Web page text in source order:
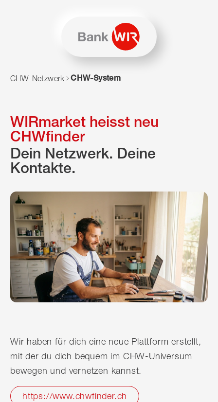
Zum Navigieren dieser Seite wird JavaScript benötigt.
CHW-Netzwerk CHW-System
WIRmarket heisst neu
CHWfinder
Dein Netzwerk. Deine
Kontakte.
Wir haben für dich eine neue Plattform erstellt,
mit der du dich bequem im CHW-Universum
bewegen und vernetzen kannst.
https://www.chwfinder.ch